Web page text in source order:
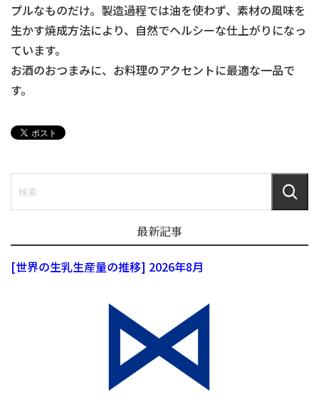
プルなものだけ。製造過程では油を使わず、素材の風味を
生かす焼成方法により、自然でヘルシーな仕上がりになっ
ています。
お酒のおつまみに、お料理のアクセントに最適な一品で
す。
最新記事
[世界の生乳生産量の推移] 2026年8月